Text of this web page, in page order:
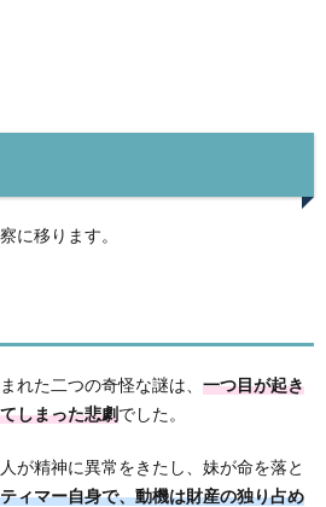
に移ります。
れた二つの奇怪な謎は、 一つ目が起き
しまった悲劇でした。
が精神に異常をきたし、妹が命を落と
ィマー自身で、動機は財産の独り占め